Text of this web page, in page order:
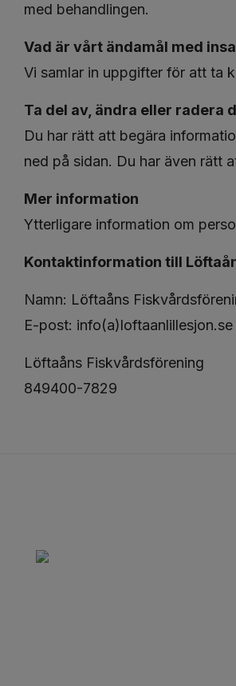
med behandlingen.
Vad är vårt ändamål med
Vi samlar in uppgifter för att ta
Ta del av, ändra eller radera
Du har rätt att begära
ned på sidan. Du har även rätt
Mer information
Ytterligare information om
Kontaktinformation till
Namn: Löftaåns
E-post: info(a)loftaanlillesjon.se
Löftaåns Fiskvårdsförening
849400-7829